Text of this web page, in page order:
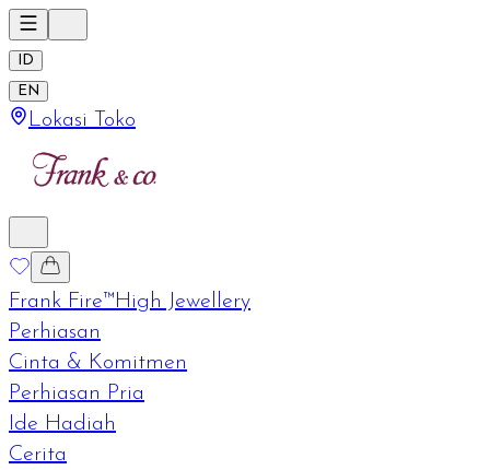
ID
EN
Lokasi Toko
Frank Fire™High Jewellery
Perhiasan
Cinta & Komitmen
Perhiasan Pria
Ide Hadiah
Cerita